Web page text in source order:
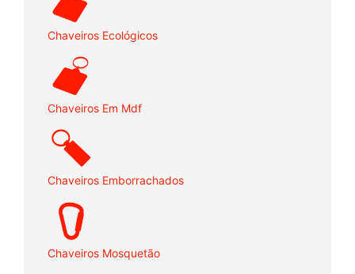
Chaveiros Ecológicos
Chaveiros Em Mdf
Chaveiros Emborrachados
Chaveiros Mosquetão